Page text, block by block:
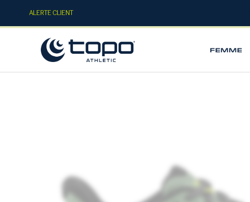
ALERTE CLIENT
FEMME